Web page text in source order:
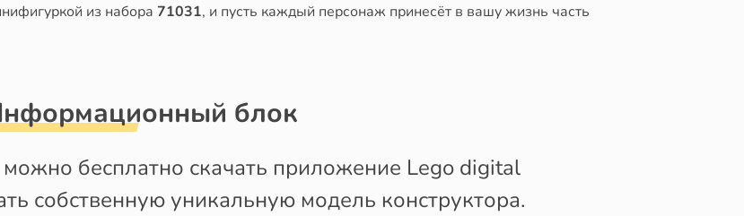
из набора 71031, и пусть каждый персонаж принесёт в вашу жизнь часть
блок
бесплатно скачать приложение Lego digital
собственную уникальную модель конструктора.